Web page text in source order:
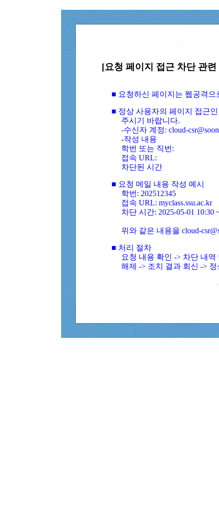
[요청 페이지 접근 차단 관
■ 요청하신 페이지는 웹공격
■ 정상 사용자의 페이지 접근
주시기 바랍니다.
-수신자 계정: cloud-
-작성 내용
학번 또는 직번:
접속 URL:
차단된 시간
■ 요청 메일 내용 작성 예시
학번: 202512345
접속 URL: myclass.ssu.ac.kr
차단 시간: 2025-05-01 10:30
위와 같은 내용을 cloud-
■ 처리 절차
요청 내용 확인 -> 차단 내
해제 -> 조치 결과 회신 ->